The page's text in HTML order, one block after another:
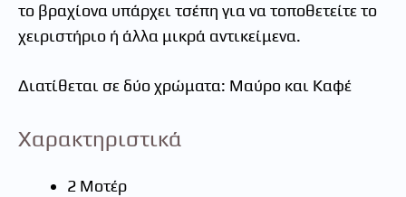
το βραχίονα υπάρχει τσέπη για να τοποθετείτε το
χειριστήριο ή άλλα μικρά αντικείμενα.
Διατίθεται σε δύο χρώματα: Μαύρο και Καφέ
Χαρακτηριστικά
2 Μοτέρ